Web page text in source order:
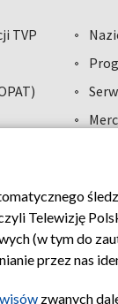
TVP
Moje zgody
Telewizję
(w tym do
przez nas
zwanych